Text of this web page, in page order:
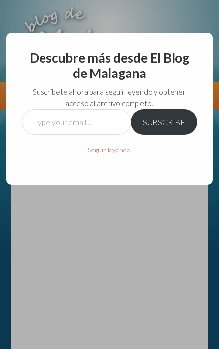
aunque lo haga de malas lo hago....
Información Directorio VivirGuadalajara
Descubre más desde El Blog
de Malagana
Suscríbete ahora para seguir leyendo y obtener
acceso al archivo completo.
Type
your
SUBSCRIBE
Seguir leyendo